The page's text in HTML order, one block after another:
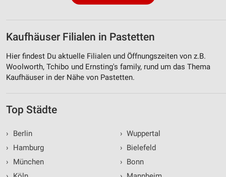
Kaufhäuser Filialen in Pastetten
Hier findest Du aktuelle Filialen und Öffnungszeiten von z.B.
Woolworth, Tchibo und Ernsting's family, rund um das Thema
Kaufhäuser in der Nähe von Pastetten.
Top Städte
›
Berlin
›
Hamburg
›
München
› Wuppertal
› Bielefeld
› Bonn